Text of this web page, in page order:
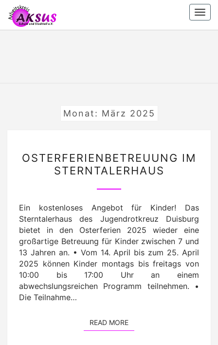
Skip
content
Monat: März 2025
IM
STERNTALERHAUS
OSTERFERIENBETREUUNG IM
STERNTALERHAUS
Ein kostenloses Angebot für Kinder! Das
Sterntalerhaus des Jugendrotkreuz Duisburg
bietet in den Osterferien 2025 wieder eine
großartige Betreuung für Kinder zwischen 7 und
13 Jahren an. • Vom 14. April bis zum 25. April
2025 können Kinder montags bis freitags von
10:00 bis 17:00 Uhr an einem
abwechslungsreichen Programm teilnehmen. •
Die Teilnahme…
READ MOREREAD MORE